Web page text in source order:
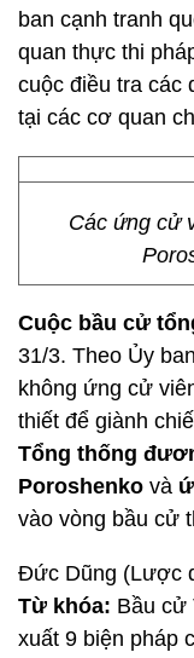
ban cạnh tranh
quan thực thi
cuộc điều tra các
tại các cơ quan
Các ứng cử
Cuộc bầu cử
31/3. Theo Ủy
không ứng cử
thiết để giành
Tổng thống
Poroshenko và
vào vòng bầu cử
Đức Dũng (Lược
Từ khóa: Bầu cử
xuất 9 biện pháp